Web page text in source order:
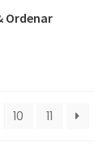
Ordenar
10 11